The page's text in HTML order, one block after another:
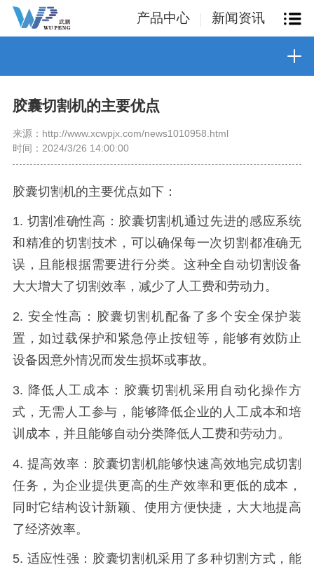
产品中心 新闻资讯
胶囊切割机的主要优点
来源：http://www.xcwpjx.com/news1010958.html
时间：2024/3/26 14:00:00
胶囊切割机的主要优点如下：
1. 切割准确性高：胶囊切割机通过先进的感应系统
和精准的切割技术，可以确保每一次切割都准确无
误，且能根据需要进行分类。这种全自动切割设备
大大增大了切割效率，减少了人工费和劳动力。
2. 安全性高：胶囊切割机配备了多个安全保护装
置，如过载保护和紧急停止按钮等，能够有效防止
设备因意外情况而发生损坏或事故。
3. 降低人工成本：胶囊切割机采用自动化操作方
式，无需人工参与，能够降低企业的人工成本和培
训成本，并且能够自动分类降低人工费和劳动力。
4. 提高效率：胶囊切割机能够快速高效地完成切割
任务，为企业提供更高的生产效率和更低的成本，
同时它结构设计新颖、使用方便快捷，大大地提高
了经济效率。
5. 适应性强：胶囊切割机采用了多种切割方式，能